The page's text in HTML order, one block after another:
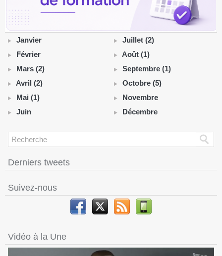
Janvier
Février
Mars (2)
Avril (2)
Mai (1)
Juin
Juillet (2)
Août (1)
Septembre (1)
Octobre (5)
Novembre
Décembre
Derniers tweets
Suivez-nous
Vidéo à la Une